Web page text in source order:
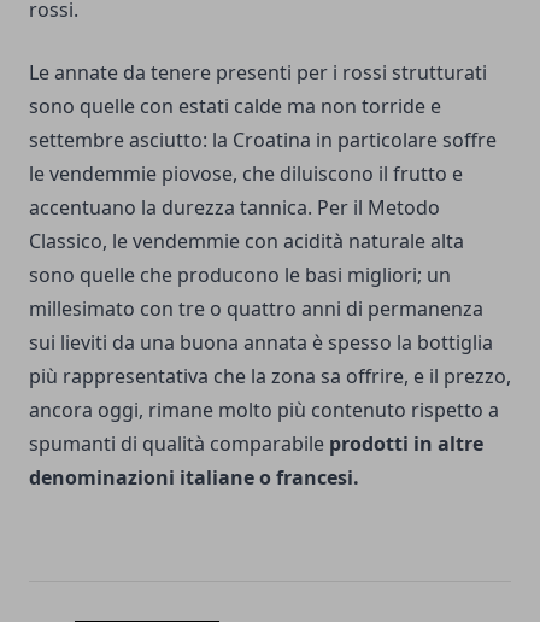
rossi.
Le annate da tenere presenti per i rossi strutturati
sono quelle con estati calde ma non torride e
settembre asciutto: la Croatina in particolare soffre
le vendemmie piovose, che diluiscono il frutto e
accentuano la durezza tannica. Per il Metodo
Classico, le vendemmie con acidità naturale alta
sono quelle che producono le basi migliori; un
millesimato con tre o quattro anni di permanenza
sui lieviti da una buona annata è spesso la bottiglia
più rappresentativa che la zona sa offrire, e il prezzo,
ancora oggi, rimane molto più contenuto rispetto a
spumanti di qualità comparabile prodotti in altre
denominazioni italiane o francesi.